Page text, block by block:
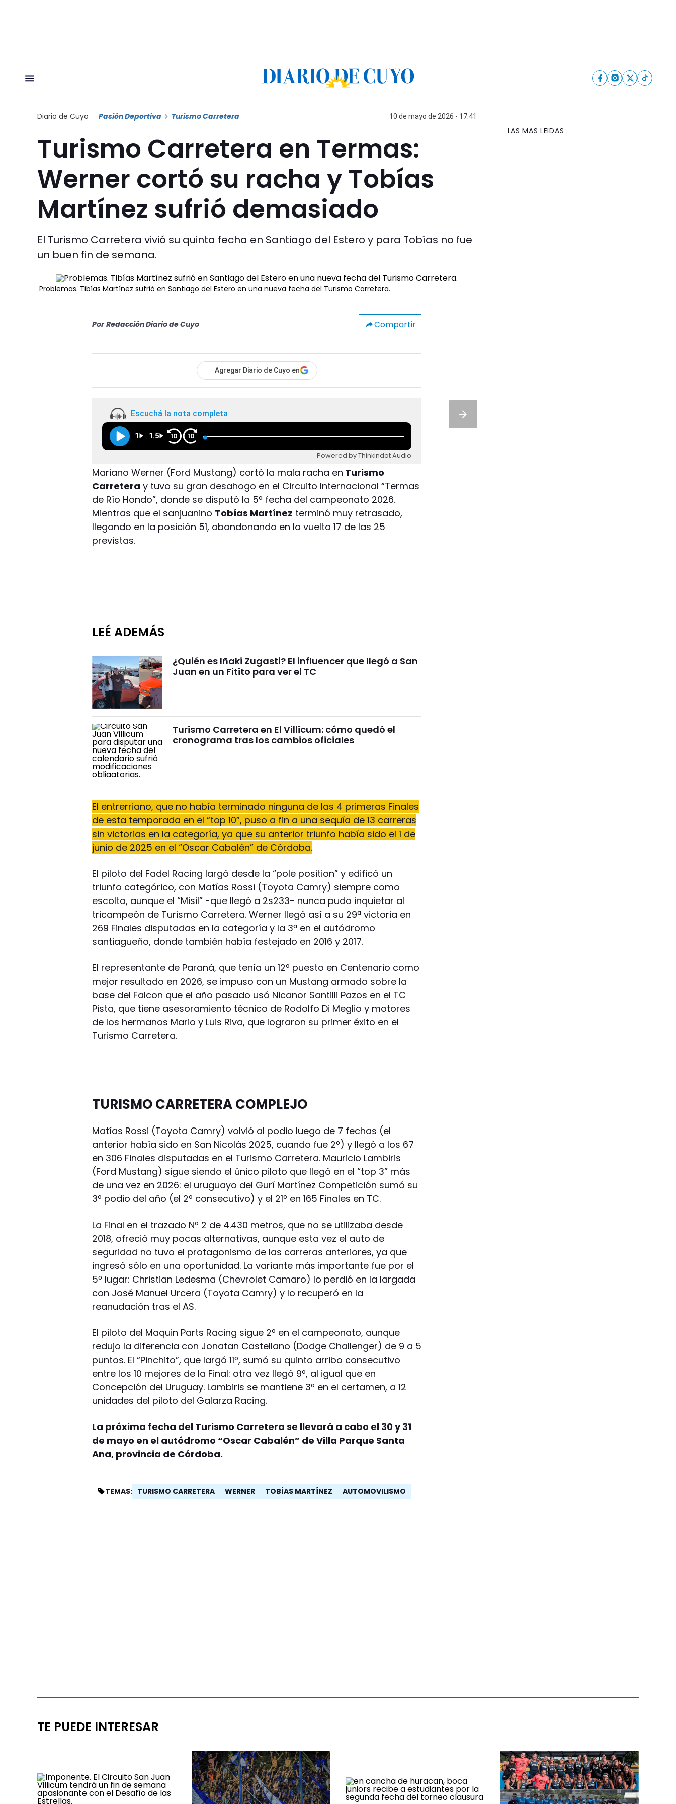
Diario de Cuyo Pasión Deportiva Turismo Carretera 10 de mayo de 2026 - 17:41
Turismo Carretera en Termas:
Werner cortó su racha y Tobías
Martínez sufrió demasiado
El Turismo Carretera vivió su quinta fecha en Santiago del Estero y para Tobías no fue
un buen fin de semana.
Problemas. Tibías Martínez sufrió en Santiago del Estero en una nueva fecha del Turismo Carretera.
Por Redacción Diario de Cuyo Compartir
Agregar Diario de Cuyo en
Escuchá la nota completa
1 1.5 10 10
Powered by Thinkindot Audio
Mariano Werner (Ford Mustang) cortó la mala racha en Turismo
Carretera y tuvo su gran desahogo en el Circuito Internacional “Termas
de Río Hondo”, donde se disputó la 5ª fecha del campeonato 2026.
Mientras que el sanjuanino Tobías Martínez terminó muy retrasado,
llegando en la posición 51, abandonando en la vuelta 17 de las 25
previstas.
LEÉ ADEMÁS
¿Quién es Iñaki Zugasti? El influencer que llegó a San
Juan en un Fitito para ver el TC
Turismo Carretera en El Villicum: cómo quedó el
cronograma tras los cambios oficiales
El entrerriano, que no había terminado ninguna de las 4 primeras Finales
de esta temporada en el “top 10”, puso a fin a una sequía de 13 carreras
sin victorias en la categoría, ya que su anterior triunfo había sido el 1 de
junio de 2025 en el “Oscar Cabalén” de Córdoba.
El piloto del Fadel Racing largó desde la “pole position” y edificó un
triunfo categórico, con Matías Rossi (Toyota Camry) siempre como
escolta, aunque el “Misil” -que llegó a 2s233- nunca pudo inquietar al
tricampeón de Turismo Carretera. Werner llegó así a su 29ª victoria en
269 Finales disputadas en la categoría y la 3ª en el autódromo
santiagueño, donde también había festejado en 2016 y 2017.
El representante de Paraná, que tenía un 12º puesto en Centenario como
mejor resultado en 2026, se impuso con un Mustang armado sobre la
base del Falcon que el año pasado usó Nicanor Santilli Pazos en el TC
Pista, que tiene asesoramiento técnico de Rodolfo Di Meglio y motores
de los hermanos Mario y Luis Riva, que lograron su primer éxito en el
Turismo Carretera.
TURISMO CARRETERA COMPLEJO
Matías Rossi (Toyota Camry) volvió al podio luego de 7 fechas (el
anterior había sido en San Nicolás 2025, cuando fue 2º) y llegó a los 67
en 306 Finales disputadas en el Turismo Carretera. Mauricio Lambiris
(Ford Mustang) sigue siendo el único piloto que llegó en el “top 3” más
de una vez en 2026: el uruguayo del Gurí Martínez Competición sumó su
3º podio del año (el 2º consecutivo) y el 21º en 165 Finales en TC.
La Final en el trazado Nº 2 de 4.430 metros, que no se utilizaba desde
2018, ofreció muy pocas alternativas, aunque esta vez el auto de
seguridad no tuvo el protagonismo de las carreras anteriores, ya que
ingresó sólo en una oportunidad. La variante más importante fue por el
5º lugar: Christian Ledesma (Chevrolet Camaro) lo perdió en la largada
con José Manuel Urcera (Toyota Camry) y lo recuperó en la
reanudación tras el AS.
El piloto del Maquin Parts Racing sigue 2º en el campeonato, aunque
redujo la diferencia con Jonatan Castellano (Dodge Challenger) de 9 a 5
puntos. El “Pinchito”, que largó 11º, sumó su quinto arribo consecutivo
entre los 10 mejores de la Final: otra vez llegó 9º, al igual que en
Concepción del Uruguay. Lambiris se mantiene 3º en el certamen, a 12
unidades del piloto del Galarza Racing.
La próxima fecha del Turismo Carretera se llevará a cabo el 30 y 31
de mayo en el autódromo “Oscar Cabalén” de Villa Parque Santa
Ana, provincia de Córdoba.
TEMAS: TURISMO CARRETERA WERNER TOBÍAS MARTÍNEZ AUTOMOVILISMO
LAS MAS LEIDAS
TE PUEDE INTERESAR